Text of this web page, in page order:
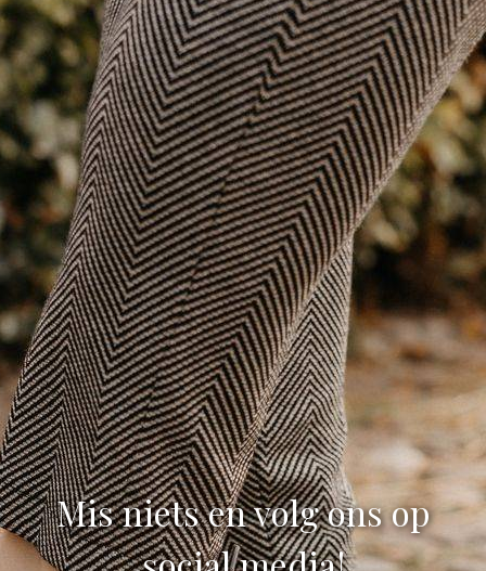
Mis niets en volg ons op